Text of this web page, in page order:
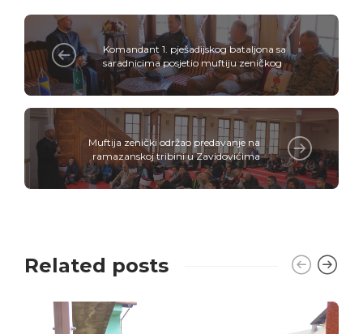
Komandant 1. pješadijskog bataljona sa
saradnicima posjetio muftiju zeničkog
Muftija zenički održao predavanje na
ramazanskoj tribini u Zavidovićima
Related posts